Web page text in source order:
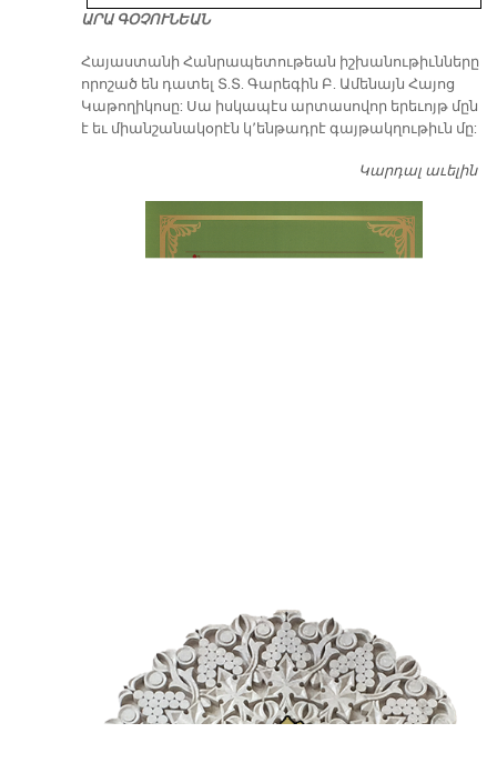
ԱՐԱ ԳՕՉՈՒՆԵԱՆ
​Հայաստանի Հանրապետութեան իշխանութիւնները
որոշած են դատել Տ.Տ. Գարեգին Բ. Ամենայն Հայոց
Կաթողիկոսը: Սա իսկապէս արտասովոր երեւոյթ մըն
է եւ միանշանակօրէն կ՚ենթադրէ գայթակղութիւն մը:
Կարդալ աւելին